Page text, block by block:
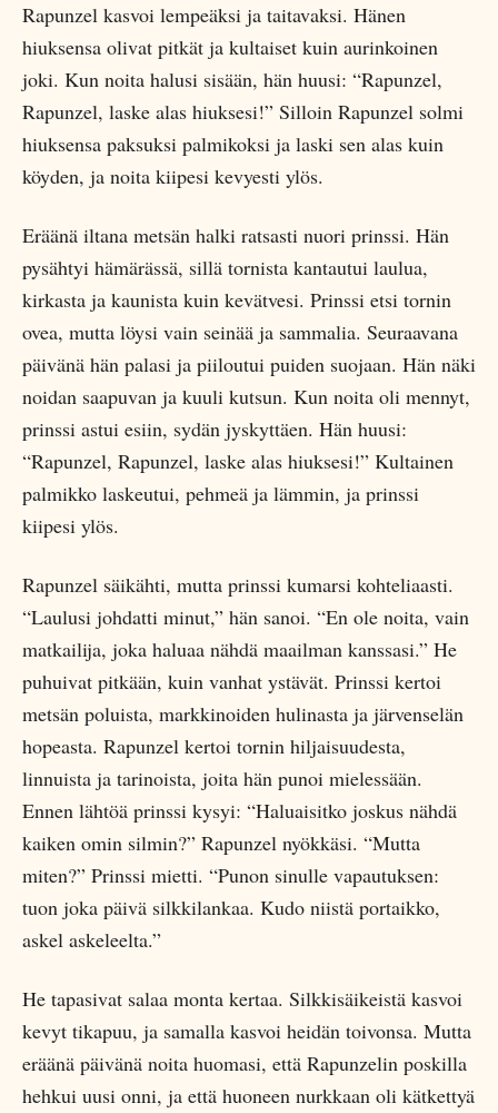
Rapunzel kasvoi lempeäksi ja taitavaksi. Hänen
hiuksensa olivat pitkät ja kultaiset kuin aurinkoinen
joki. Kun noita halusi sisään, hän huusi: “Rapunzel,
Rapunzel, laske alas hiuksesi!” Silloin Rapunzel solmi
hiuksensa paksuksi palmikoksi ja laski sen alas kuin
köyden, ja noita kiipesi kevyesti ylös.
Eräänä iltana metsän halki ratsasti nuori prinssi. Hän
pysähtyi hämärässä, sillä tornista kantautui laulua,
kirkasta ja kaunista kuin kevätvesi. Prinssi etsi tornin
ovea, mutta löysi vain seinää ja sammalia. Seuraavana
päivänä hän palasi ja piiloutui puiden suojaan. Hän näki
noidan saapuvan ja kuuli kutsun. Kun noita oli mennyt,
prinssi astui esiin, sydän jyskyttäen. Hän huusi:
“Rapunzel, Rapunzel, laske alas hiuksesi!” Kultainen
palmikko laskeutui, pehmeä ja lämmin, ja prinssi
kiipesi ylös.
Rapunzel säikähti, mutta prinssi kumarsi kohteliaasti.
“Laulusi johdatti minut,” hän sanoi. “En ole noita, vain
matkailija, joka haluaa nähdä maailman kanssasi.” He
puhuivat pitkään, kuin vanhat ystävät. Prinssi kertoi
metsän poluista, markkinoiden hulinasta ja järvenselän
hopeasta. Rapunzel kertoi tornin hiljaisuudesta,
linnuista ja tarinoista, joita hän punoi mielessään.
Ennen lähtöä prinssi kysyi: “Haluaisitko joskus nähdä
kaiken omin silmin?” Rapunzel nyökkäsi. “Mutta
miten?” Prinssi mietti. “Punon sinulle vapautuksen:
tuon joka päivä silkkilankaa. Kudo niistä portaikko,
askel askeleelta.”
He tapasivat salaa monta kertaa. Silkkisäikeistä kasvoi
kevyt tikapuu, ja samalla kasvoi heidän toivonsa. Mutta
eräänä päivänä noita huomasi, että Rapunzelin poskilla
hehkui uusi onni, ja että huoneen nurkkaan oli kätkettyä